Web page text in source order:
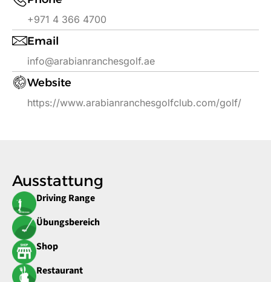
+971 4 366 4700
Email
info@arabianranchesgolf.ae
Website
https://www.arabianranchesgolfclub.com/golf/
Ausstattung
Driving Range
Übungsbereich
Shop
Restaurant